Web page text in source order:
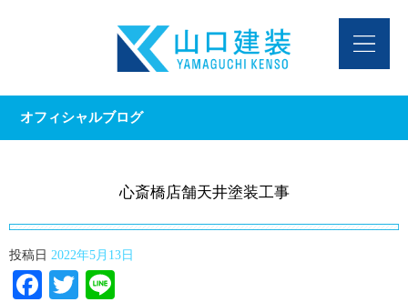
オフィシャルブログ
心斎橋店舗天井塗装工事
投稿日 2022年5月13日
Facebook
Twitter